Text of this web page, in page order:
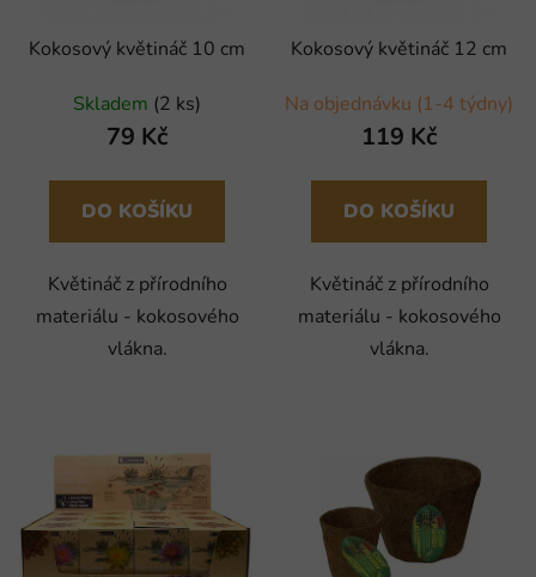
Kokosový květináč 10 cm
Skladem (2 ks)
79 Kč
DO KOŠÍKU
Květináč z přírodního
materiálu - kokosového
vlákna.
Kokosový květináč 12 cm
Na objednávku (1-4 týdny)
119 Kč
DO KOŠÍKU
Květináč z přírodního
materiálu - kokosového
vlákna.